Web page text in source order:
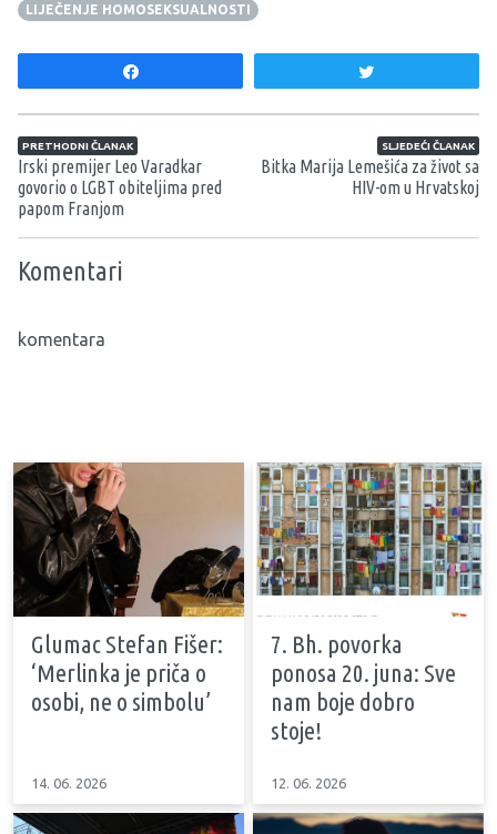
LIJEČENJE HOMOSEKSUALNOSTI
Navigacija članaka
PRETHODNI ČLANAK
Irski premijer Leo Varadkar
govorio o LGBT obiteljima pred
papom Franjom
SLJEDEĆI ČLANAK
Bitka Marija Lemešića za život sa
HIV-om u Hrvatskoj
Komentari
komentara
Glumac Stefan Fišer:
‘Merlinka je priča o
osobi, ne o simbolu’
14. 06. 2026
7. Bh. povorka
ponosa 20. juna: Sve
nam boje dobro
stoje!
12. 06. 2026